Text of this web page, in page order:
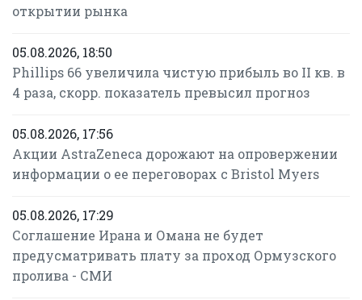
открытии рынка
05.08.2026, 18:50
Phillips 66 увеличила чистую прибыль во II кв. в
4 раза, скорр. показатель превысил прогноз
05.08.2026, 17:56
Акции AstraZeneca дорожают на опровержении
информации о ее переговорах с Bristol Myers
05.08.2026, 17:29
Соглашение Ирана и Омана не будет
предусматривать плату за проход Ормузского
пролива - СМИ